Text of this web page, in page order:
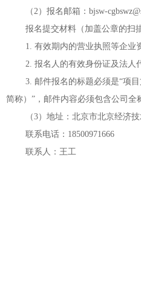
（2）报名邮箱：bjsw-
报名提交材料（加盖公章的扫
1. 有效期内的营业执照等企业
2. 报名人的有效身份证及法人
3. 邮件报名的标题必须是“项
简称）”，邮件内容必须包含公司全
（3）地址：北京市北京经济
联系电话：18500971666
联系人：王工